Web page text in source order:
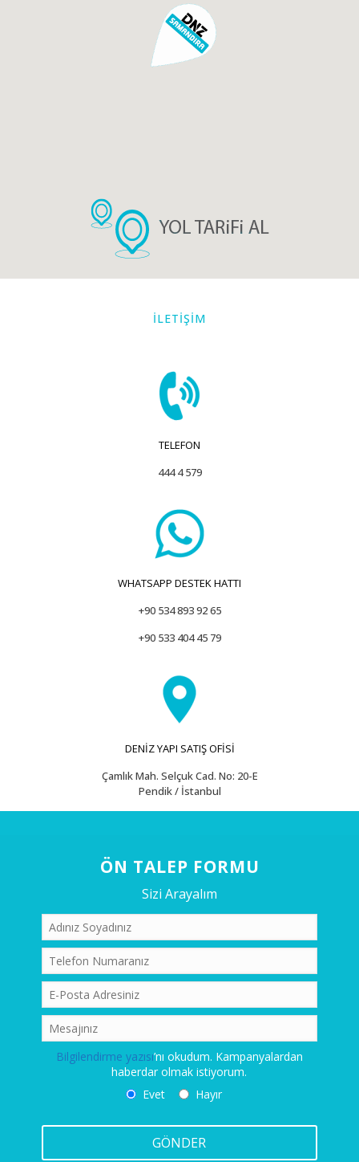
İLETİŞİM
TELEFON
444 4 579
WHATSAPP DESTEK HATTI
+90 534 893 92 65
+90 533 404 45 79
DENİZ YAPI SATIŞ OFİSİ
Çamlık Mah. Selçuk Cad. No: 20-E
Pendik / İstanbul
ÖN TALEP FORMU
Sizi Arayalım
Bilgilendirme yazısı’nı okudum. Kampanyalardan
haberdar olmak istiyorum.
Evet
Hayır
GÖNDER